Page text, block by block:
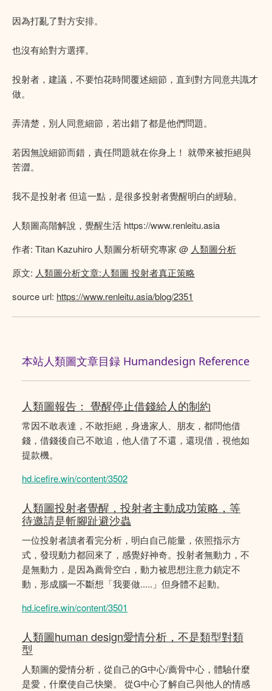
因為打亂了對方安排。
也沒有給對方選擇。
投射者，建議，不要怕花時間覆述細節，直到對方同意共識才
做。
弄清楚，別人同意細節，若出錯了都是他們問題。
若因無說細節而錯，責任問題就在你身上！ 就帶來被拒絕與
苦澀。
我不是投射者 但這一點，是很多投射者覺醒明白的經驗。
人類圖高階解說，覺醒生活 https://www.renleitu.asia
作者: Titan Kazuhiro 人類圖分析研究專家 @ 人類圖分析
原文: 人類圖分析文章:人類圖 投射者真正策略
source url: https://www.renleitu.asia/blog/2351
本站人類圖文章目録 Humandesign Reference
人類圖報告： 覺醒停止借錢給人的制約
常因不敢表達，不敢拒絕，身邊家人、朋友，都問他借
錢，借錢後自己不敢追，他人借了不還，還現借，視他如
提款機。
hd.icefire.win/content/3502
人類圖投射者覺醒，投射者主動成功策略，等
待邀請是斬腳趾避沙蟲
一位投射者讀者看完分析，明白自己能量，依照指示方
式，發現動力都回來了，感覺好神奇。投射者無動力，不
是無動力，是因為薦骨空白，動力被思想注意力鎖定不
動，形成腦一不斷想「我要做.....」但身體不起動。
hd.icefire.win/content/3501
人類圖human design愛情分析，不是類型對類
型
人類圖的愛情分析，從自己的G中心/薦骨中心，體驗什麼
是愛，什麼使自己快樂。 從G中心了解自己與他人的情感